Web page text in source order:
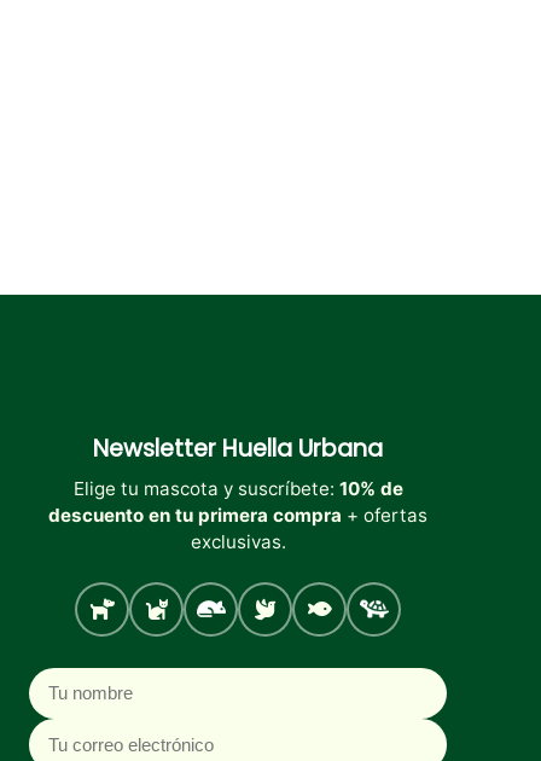
Newsletter Huella Urbana
Elige tu mascota y suscríbete: 10% de
descuento en tu primera compra + ofertas
exclusivas.
Perro Gato Roedores
Aves PecesTortugas
Nombre
Correo electrónico